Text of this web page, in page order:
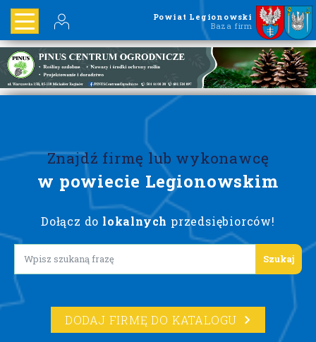
Powiat Legionowski
Baza firm
Znajdź firmę lub wykonawcę
w powiecie Legionowskim
Dołącz do lokalnych przedsiębiorców!
Lorem ipsum
DODAJ FIRMĘ DO KATALOGU